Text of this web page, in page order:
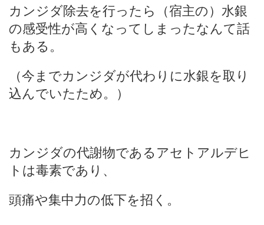
カンジダ除去を行ったら（宿主の）水銀
の感受性が高くなってしまったなんて話
もある。
（今までカンジダが代わりに水銀を取り
込んでいたため。）
カンジダの代謝物であるアセトアルデヒ
トは毒素であり、
頭痛や集中力の低下を招く。